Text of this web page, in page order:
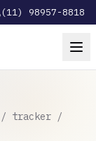
(11) 98957-8818
/ tracker /